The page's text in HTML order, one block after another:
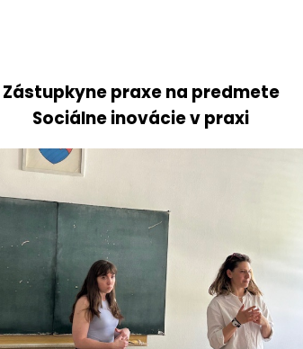
Zástupkyne praxe na predmete
Sociálne inovácie v praxi